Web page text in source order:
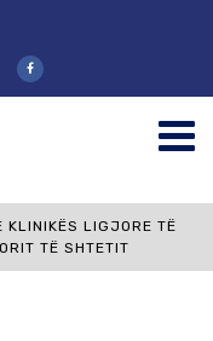
KLINIKËS LIGJORE TË
TË SHTETIT